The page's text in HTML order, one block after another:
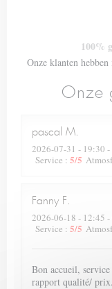
Onze
pascal M
2026-07-31 - 19:30 -
Service : 5/5
Fanny F
2026-06-18 - 12:45 -
Service : 5/5
Bon accueil,
rapport qualité/ prix.
100%
Onze klanten